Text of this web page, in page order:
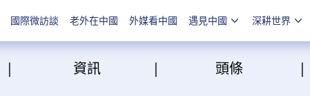
國際微訪談 老外在中國 外媒看中國 遇見中國 深耕世界
| 資訊 | 頭條